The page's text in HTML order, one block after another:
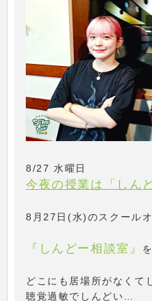
8/27 水曜日
今夜の授業は「しん
8月27日(水)のスクール
『しんどー相談室』
どこにも居場所がなくて
聴覚過敏でしんどい…